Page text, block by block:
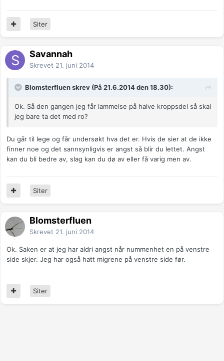
Siter
Savannah
Skrevet 21. juni 2014
Blomsterfluen skrev (På 21.6.2014 den 18.30):
Ok. Så den gangen jeg får lammelse på halve kroppsdel så skal
jeg bare ta det med ro?
Du går til lege og får undersøkt hva det er. Hvis de sier at de ikke
finner noe og det sannsynligvis er angst så blir du lettet. Angst
kan du bli bedre av, slag kan du dø av eller få varig men av.
Siter
Blomsterfluen
Skrevet 21. juni 2014
Ok. Saken er at jeg har aldri angst når nummenhet en på venstre
side skjer. Jeg har også hatt migrene på venstre side før.
Siter